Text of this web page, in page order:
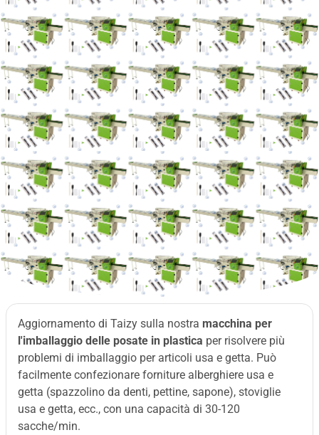
Aggiornamento di Taizy sulla nostra macchina per
l'imballaggio delle posate in plastica per risolvere più
problemi di imballaggio per articoli usa e getta. Può
facilmente confezionare forniture alberghiere usa e
getta (spazzolino da denti, pettine, sapone), stoviglie
usa e getta, ecc., con una capacità di 30-120
sacche/min.